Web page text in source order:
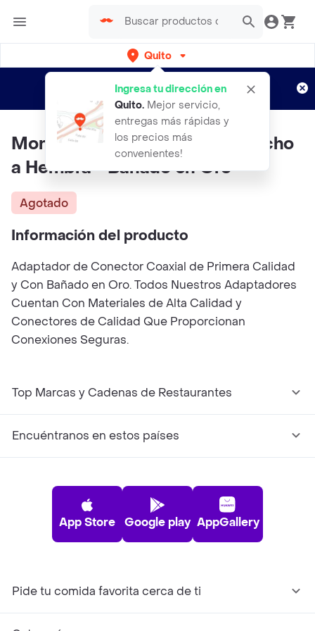
Quito
Ingresa tu dirección en
Quito. Mejor servicio,
entregas más rápidas y
los precios más
convenientes!
envíos gratis por semanas
Aplican TyC
Monoprice Adaptador Bnc Macho
a Hembra - Bañado en Oro
Agotado
Información del producto
Adaptador de Conector Coaxial de Primera Calidad
y Con Bañado en Oro. Todos Nuestros Adaptadores
Cuentan Con Materiales de Alta Calidad y
Conectores de Calidad Que Proporcionan
Conexiones Seguras.
Top Marcas y Cadenas de Restaurantes
Encuéntranos en estos países
App Store Google play AppGallery
Pide tu comida favorita cerca de ti